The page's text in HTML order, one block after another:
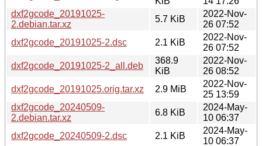
dxf2gcode_20191025-
2.debian.tar.xz
5.7 KiB
2022-Nov-
26 07:52
dxf2gcode_20191025-2.dsc
2.1 KiB
2022-Nov-
26 07:52
dxf2gcode_20191025-2_all.deb
368.9
KiB
2022-Nov-
26 08:52
dxf2gcode_20191025.orig.tar.xz
2.9 MiB
2022-Nov-
25 13:59
dxf2gcode_20240509-
2.debian.tar.xz
6.8 KiB
2024-May-
10 06:37
dxf2gcode_20240509-2.dsc
2.1 KiB
2024-May-
10 06:37